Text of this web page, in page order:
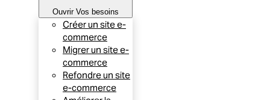
Ouvrir Vos besoins
Créer un site e-
commerce
Migrer un site e-
commerce
Refondre un site
e-commerce